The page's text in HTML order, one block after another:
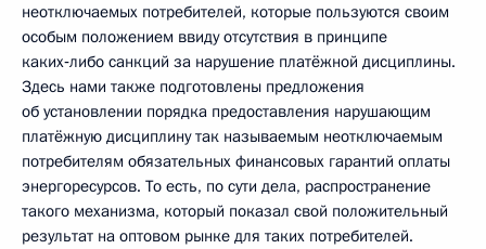
неотключаемых потребителей, которые пользуются своим
особым положением ввиду отсутствия в принципе
каких‑либо санкций за нарушение платёжной дисциплины.
Здесь нами также подготовлены предложения
об установлении порядка предоставления нарушающим
платёжную дисциплину так называемым неотключаемым
потребителям обязательных финансовых гарантий оплаты
энергоресурсов. То есть, по сути дела, распространение
такого механизма, который показал свой положительный
результат на оптовом рынке для таких потребителей.